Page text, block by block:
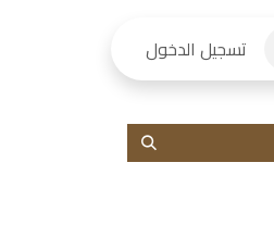
تسجيل الدخول